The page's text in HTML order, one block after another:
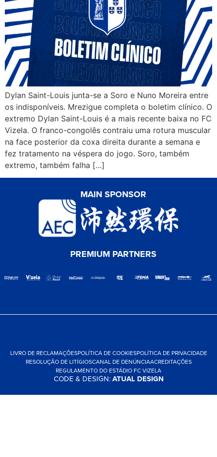
Dylan Saint-Louis junta-se a Soro e Nuno Moreira entre
os indisponíveis. Mrezigue completa o boletim clínico. O
extremo Dylan Saint-Louis é a mais recente baixa no FC
Vizela. O franco-congolês contraiu uma rotura muscular
na face posterior da coxa direita durante a semana e
fez tratamento na véspera do jogo. Soro, também
extremo, também falha […]
MAIN SPONSOR
PREMIUM PARTNERS
LIVRO DE RECLAMAÇÕESPOLÍTICA DE COOKIESPOLÍTICA DE PRIVACIDADE
RESOLUÇÃO DE LITÍGIOSCANAL DE DENÚNCIAACREDITAÇÕES
REGULAMENTO DO ESTÁDIO FC VIZELA
CODE & DESIGN:ATUAL DESIGN